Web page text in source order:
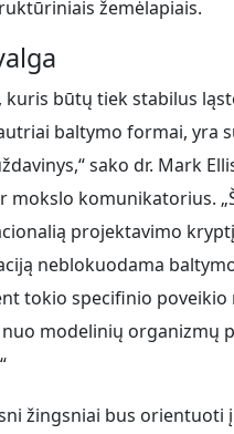
žemėlapiais.
kuris būtų tiek stabilus
baltymo formai, yra
sako dr. Mark
mokslo komunikatorius.
projektavimo
neblokuodama
tokio specifinio poveikio
modelinių organizmų
žingsniai bus orientuoti